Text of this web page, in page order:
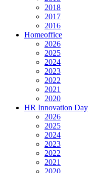
2018
2017
2016
Homeoffice
2026
2025
2024
2023
2022
2021
2020
HR Innovation Day
2026
2025
2024
2023
2022
2021
2020